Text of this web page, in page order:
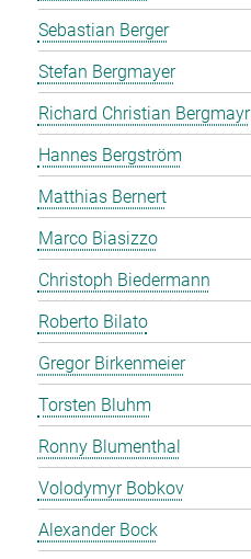
Sebastian Berger
Stefan Bergmayer
Richard Christian Bergmayr
Hannes Bergström
Matthias Bernert
Marco Biasizzo
Christoph Biedermann
Roberto Bilato
Gregor Birkenmeier
Torsten Bluhm
Ronny Blumenthal
Volodymyr Bobkov
Alexander Bock